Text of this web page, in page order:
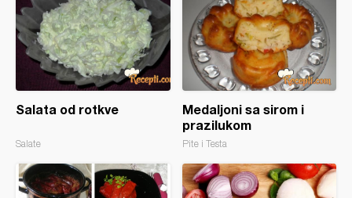
Salata od rotkve
Salate
Medaljoni sa sirom i
prazilukom
Pite i Testa